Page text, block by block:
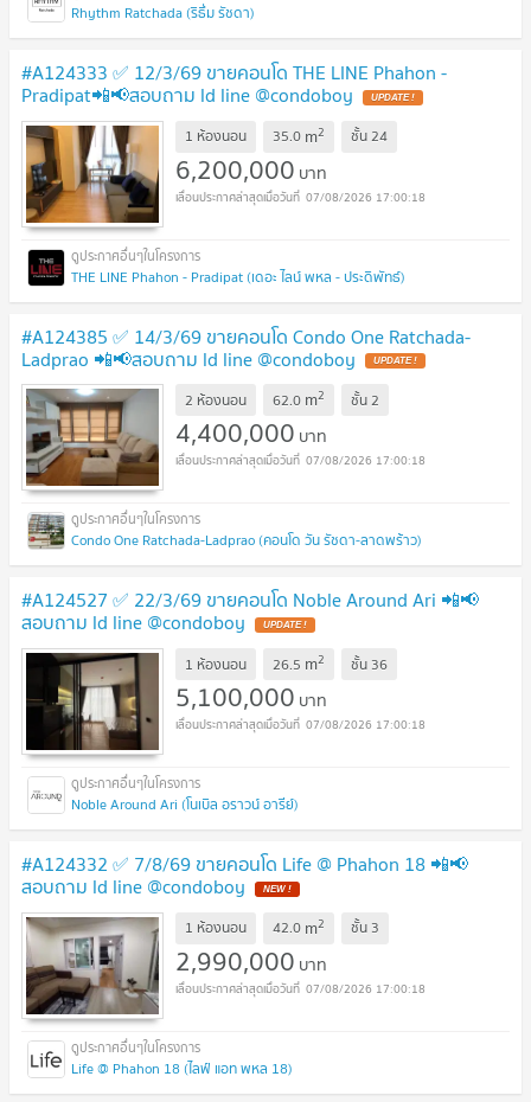
Rhythm Ratchada (ริธึ่ม รัชดา)
#A124333 ✅ 12/3/69 ขายคอนโด THE LINE Phahon -
Pradipat📲📢สอบถาม ld line @condoboy
1 ห้องนอน 35.0 m2 ชั้น24
6,200,000 บาท
07/08/2026 17:00:18
THE LINE Phahon - Pradipat (เดอะ ไลน์ พหล - ประดิพัทธ์)
#A124385 ✅ 14/3/69 ขายคอนโด Condo One Ratchada-
Ladprao 📲📢สอบถาม ld line @condoboy
2 ห้องนอน 62.0 m2 ชั้น2
4,400,000 บาท
07/08/2026 17:00:18
Condo One Ratchada-Ladprao (คอนโด วัน รัชดา-ลาดพร้าว)
#A124527 ✅ 22/3/69 ขายคอนโด Noble Around Ari 📲📢
สอบถาม ld line @condoboy
1 ห้องนอน 26.5 m2 ชั้น 36
5,100,000 บาท
07/08/2026 17:00:18
Noble Around Ari (โนเบิล อราวน์ อารีย์)
#A124332 ✅ 7/8/69 ขายคอนโด Life @ Phahon 18 📲📢
สอบถาม ld line @condoboy
1 ห้องนอน 42.0 m2 ชั้น 3
2,990,000 บาท
07/08/2026 17:00:18
Life @ Phahon 18 (ไลฟ์ แอท พหล 18)